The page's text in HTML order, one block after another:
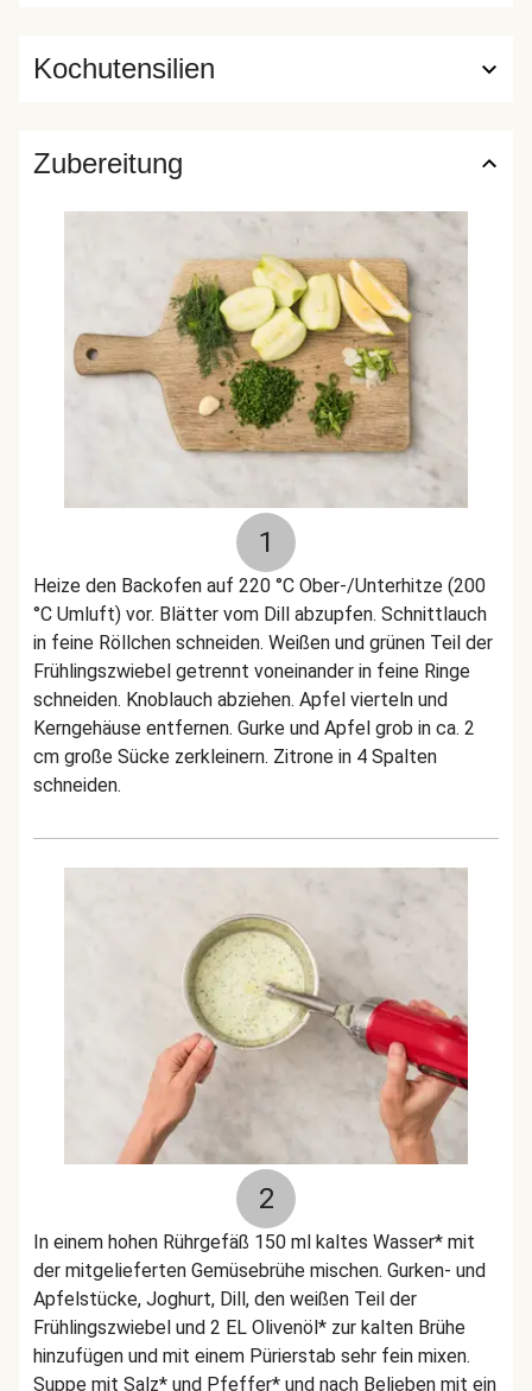
Kochutensilien
Zubereitung
1
Heize den Backofen auf 220 °C Ober-/Unterhitze (200
°C Umluft) vor. Blätter vom Dill abzupfen. Schnittlauch
in feine Röllchen schneiden. Weißen und grünen Teil der
Frühlingszwiebel getrennt voneinander in feine Ringe
schneiden. Knoblauch abziehen. Apfel vierteln und
Kerngehäuse entfernen. Gurke und Apfel grob in ca. 2
cm große Sücke zerkleinern. Zitrone in 4 Spalten
schneiden.
2
In einem hohen Rührgefäß 150 ml kaltes Wasser* mit
der mitgelieferten Gemüsebrühe mischen. Gurken- und
Apfelstücke, Joghurt, Dill, den weißen Teil der
Frühlingszwiebel und 2 EL Olivenöl* zur kalten Brühe
hinzufügen und mit einem Pürierstab sehr fein mixen.
Suppe mit Salz* und Pfeffer* und nach Belieben mit ein